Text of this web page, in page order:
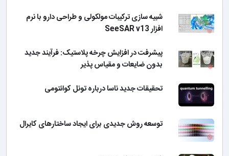
شبیه سازی ترکیبات مولکولی و طراحی دارو با نرم
افزار SeeSAR v13
پیشرفت در افزایش چرخه پلاستیک: فرآیند جدید
بدون ضایعات و مقیاس پذیر
تحقیقات جدید ناسا درباره تونل کوانتومی
توسعه روش جدیدی برای ایجاد ساختارهای کایرال